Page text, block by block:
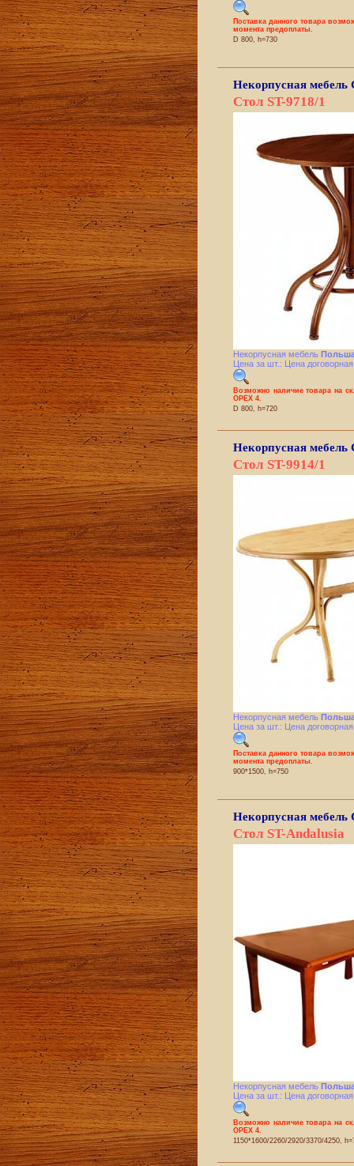
Поставка данного товара
момента предоплаты.
D 800, h=730
Некорпусная мебель
Стол ST-9718/1
Некорпусная мебель
Цена за шт.: Цена договорная
Возможно наличие товара на
ОРЕХ 4.
D 800, h=720
Некорпусная мебель
Стол ST-9914/1
Некорпусная мебель
Цена за шт.: Цена договорная
Поставка данного товара
момента предоплаты.
900*1500, h=750
Некорпусная мебель
Стол ST-Andalusia
Некорпусная мебель
Цена за шт.: Цена договорная
Возможно наличие товара на
ОРЕХ 4.
1150*1600/2260/2920/3370/4250,